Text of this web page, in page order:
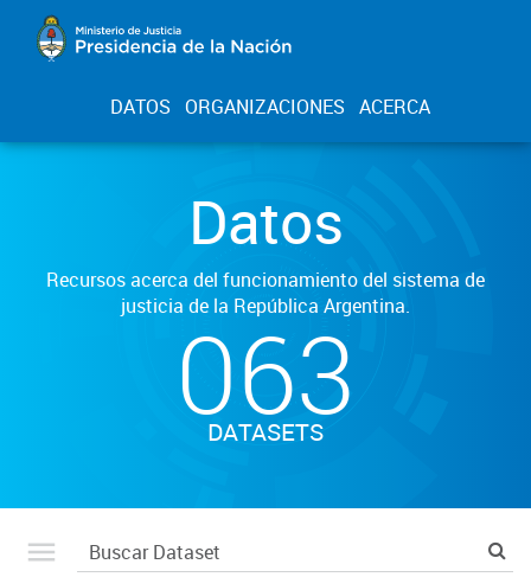
DATOS ORGANIZACIONES ACERCA
Datos
Recursos acerca del funcionamiento del sistema de
justicia de la República Argentina.
063
DATASETS